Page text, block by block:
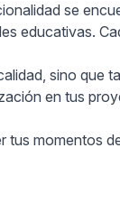
se
educativas.
sino que
en tus
momentos